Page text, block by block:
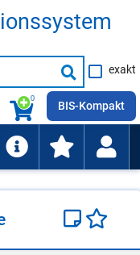
Suche
starten
exakt
0
BIS-Kompakt